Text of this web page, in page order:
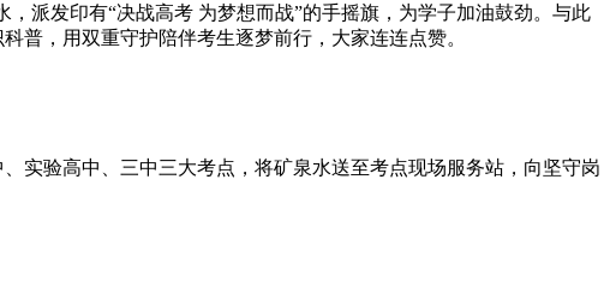
派发印有“决战高考 为梦想而战”的手摇旗，为学子加油鼓劲。与此
普，用双重守护陪伴考生逐梦前行，大家连连点赞。
实验高中、三中三大考点，将矿泉水送至考点现场服务站，向坚守岗